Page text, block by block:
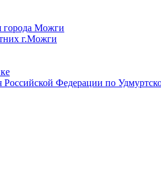
города Можги
г.Можги
Федерации по